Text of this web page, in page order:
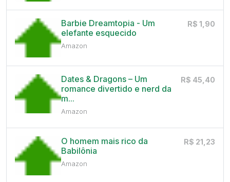
Barbie Dreamtopia - Um
elefante esquecido
Amazon
R$ 1,90
Dates & Dragons – Um
romance divertido e nerd da
m...
Amazon
R$ 45,40
O homem mais rico da
Babilônia
Amazon
R$ 21,23